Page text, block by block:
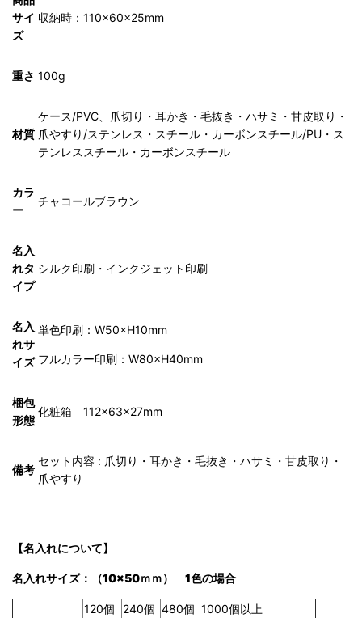
サイ
ズ
収納時：110×60×25mm
重さ 100g
材質
ケース/PVC、爪切り・耳かき・毛抜き・ハサミ・甘皮取り・
爪やすり/ステンレス・スチール・カーボンスチール/PU・ス
テンレススチール・カーボンスチール
カラ
ー
チャコールブラウン
名入
れタ
イプ
シルク印刷・インクジェット印刷
名入
れサ
イズ
単色印刷：W50×H10mm
フルカラー印刷：W80×H40mm
梱包
形態
化粧箱 112×63×27mm
備考
セット内容 : 爪切り・耳かき・毛抜き・ハサミ・甘皮取り・
爪やすり
【名入れについて】
名 入れサイズ：（10×50ｍｍ） 1色の場合
120個 240個 480個 1000個以上